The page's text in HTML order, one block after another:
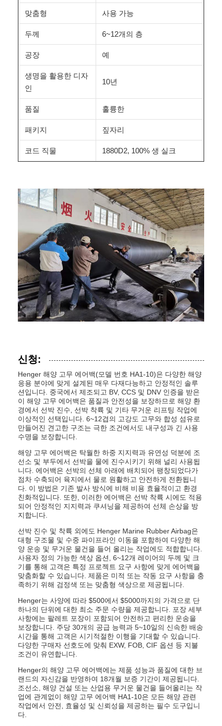
맞춤형 사용 가능
두께 6~12개의 층
공장 예
생명을 활용한 디자
인
10년
품질 훌륭한
패키지 짚자리
코드 직물 1880D2, 100% 생 실크
신청:
Henger 해양 고무 에어백(모델 번호 HA1-10)은 다양한 해양
응용 분야에 맞게 설계된 매우 다재다능하고 안정적인 솔루
션입니다. 중국에서 제조되고 BV, CCS 및 DNV 인증을 받은
이 해양 고무 에어백은 품질과 안전성을 보장하므로 해양 환
경에서 선박 진수, 선박 착륙 및 기타 무거운 리프팅 작업에
이상적인 선택입니다. 6~12겹의 고강도 고무와 합성 섬유로
만들어진 견고한 구조는 극한 조건에서도 내구성과 긴 사용
수명을 보장합니다.
해양 고무 에어백은 탁월한 하중 지지력과 유연성 덕분에 조
선소 및 부두에서 선박을 물에 진수시키기 위해 널리 사용됩
니다. 에어백은 선박의 선체 아래에 배치되어 팽창되었다가
점차 수축되어 육지에서 물로 원활하고 안전하게 전환됩니
다. 이 방법은 기존 발사 방식에 비해 비용 효율적이고 환경
친화적입니다. 또한, 이러한 에어백은 선박 착륙 시에도 적용
되어 안정적인 지지력과 쿠셔닝을 제공하여 선체 손상을 방
지합니다.
선박 진수 및 착륙 외에도 Henger Marine Rubber Airbag은
대형 구조물 및 수중 파이프라인 이동을 포함하여 다양한 해
양 운송 및 무거운 물건을 들어 올리는 작업에도 적합합니다.
사용자 정의 가능한 색상 옵션, 6~12개 레이어의 두께 및 크
기를 통해 고객은 특정 프로젝트 요구 사항에 맞게 에어백을
맞춤화할 수 있습니다. 제품은 미적 또는 작동 요구 사항을 충
족하기 위해 검정색 또는 맞춤형 색상으로 제공됩니다.
Henger는 사양에 따라 $500에서 $5000까지의 가격으로 단
하나의 단위에 대한 최소 주문 수량을 제공합니다. 포장 세부
사항에는 팔레트 포장이 포함되어 안전하고 편리한 운송을
보장합니다. 주당 30개의 공급 능력과 5~10일의 신속한 배송
시간을 통해 고객은 시기적절한 이행을 기대할 수 있습니다.
다양한 구매자 선호도에 맞춰 EXW, FOB, CIF 옵션 등 지불
조건이 유연합니다.
Henger의 해양 고무 에어백에는 제품 성능과 품질에 대한 브
랜드의 자신감을 반영하여 18개월 보증 기간이 제공됩니다.
조선소, 해양 건설 또는 산업용 무거운 물건을 들어올리는 작
업에 관계없이 해양 고무 에어백 HA1-10은 모든 해양 관련
작업에서 안전, 효율성 및 신뢰성을 제공하는 필수 도구입니
다.